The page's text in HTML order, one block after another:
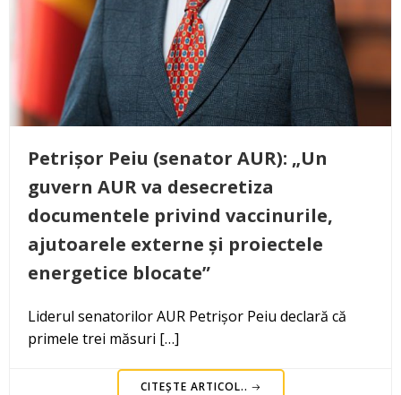
Petrișor Peiu (senator AUR): „Un
guvern AUR va desecretiza
documentele privind vaccinurile,
ajutoarele externe și proiectele
energetice blocate”
Liderul senatorilor AUR Petrișor Peiu declară că
primele trei măsuri […]
CITEȘTE ARTICOL..